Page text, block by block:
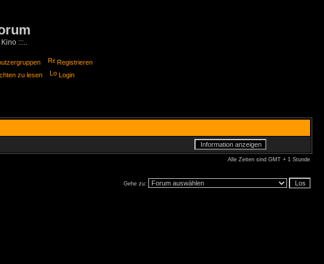
:::..
Registrieren
zu lesen Login
Alle Zeiten sind GMT + 1 Stunde
Gehe zu: